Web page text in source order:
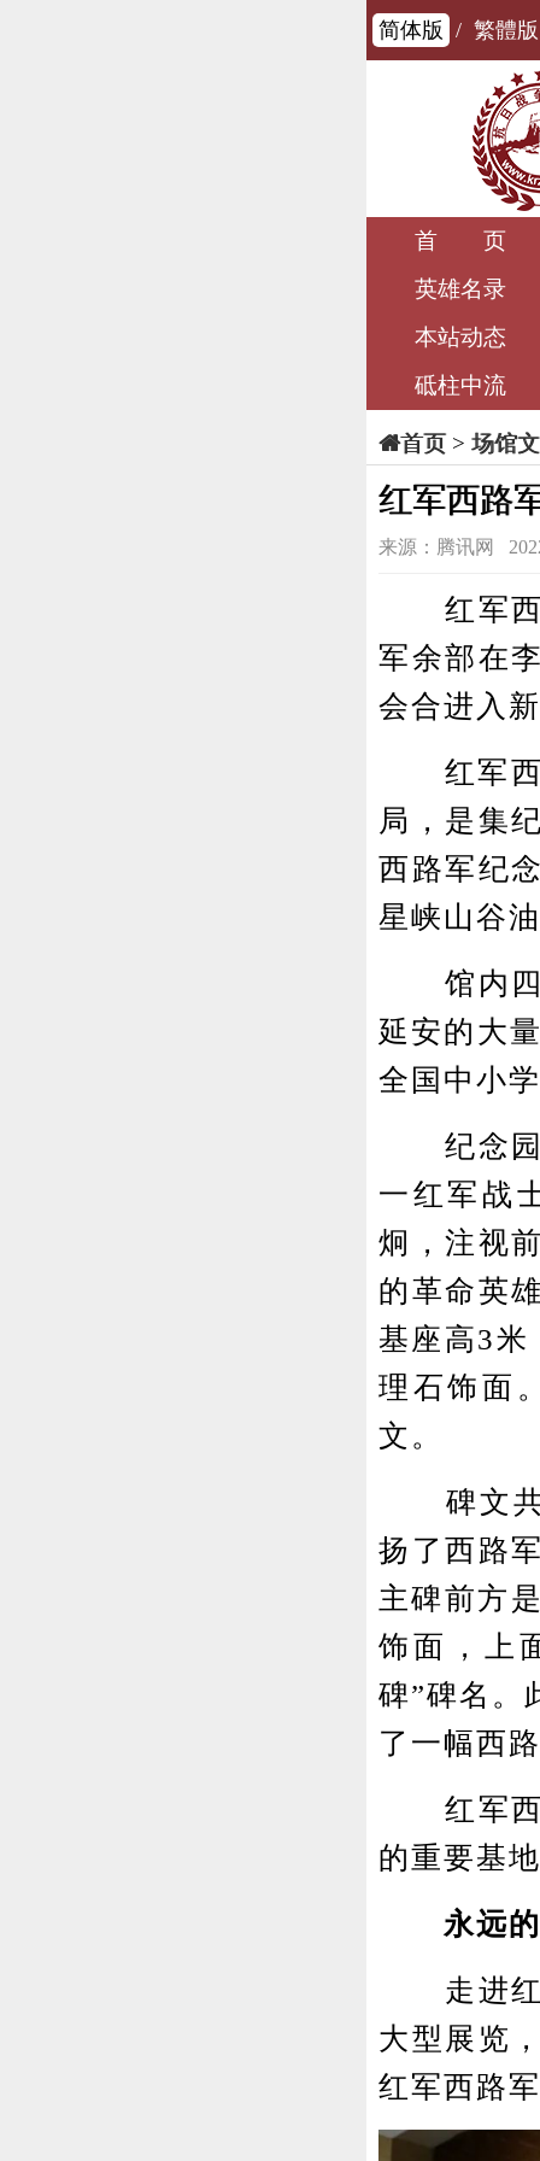
简体版 / 繁體版
首 页
英雄名录
本站动态
砥柱中流
首页> 场馆
红军西路
来源：腾讯网
红军西
军余部在
会合进入
红军西
局，是集
西路军纪
星峡山谷
馆内四
延安的大
全国中小
纪念园
一红军战
炯，注视
的革命英
基座高3米
理石饰面
文。
碑文共
扬了西路
主碑前方
饰面，上
碑”碑名。
了一幅西
红军西
的重要基
永远的
走进红
大型展览
红军西路